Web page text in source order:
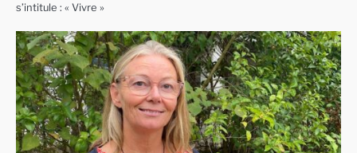
s’intitule : « Vivre »